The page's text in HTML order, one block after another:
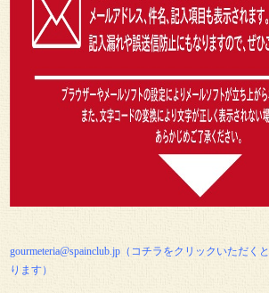
gourmeteria@spainclub.jp（コチラをクリックいただく
ります）